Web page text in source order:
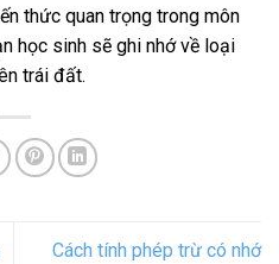
thức quan trọng trong môn
học sinh sẽ ghi nhớ về loại
trái đất.
Cách tính phép trừ có nhớ